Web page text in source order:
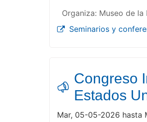
Organiza: Museo de la
Seminarios y
Congreso
Estados
Mar, 05-05-2026 hasta